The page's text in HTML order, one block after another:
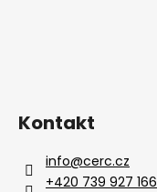
Kontakt
info@cerc.cz
+420 739 927 166